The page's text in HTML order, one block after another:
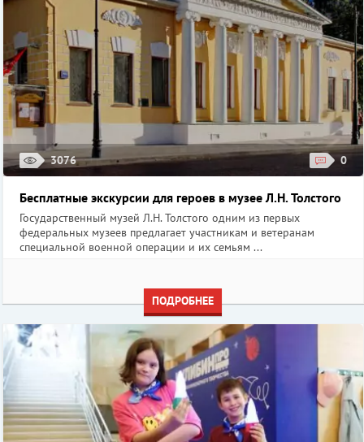
3076 0
Бесплатные экскурсии для героев в музее Л.Н. Толстого
Государственный музей Л.Н. Толстого одним из первых
федеральных музеев предлагает участникам и ветеранам
специальной военной операции и их семьям ...
ПОДРОБНЕЕ